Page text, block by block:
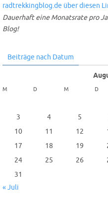
Dauerhaft eine Monatsrate pro
Blog!
Beiträge nach Datum
M D M D
3
4 5
10
11 12
17
18 19
24
25 26
31
« Juli